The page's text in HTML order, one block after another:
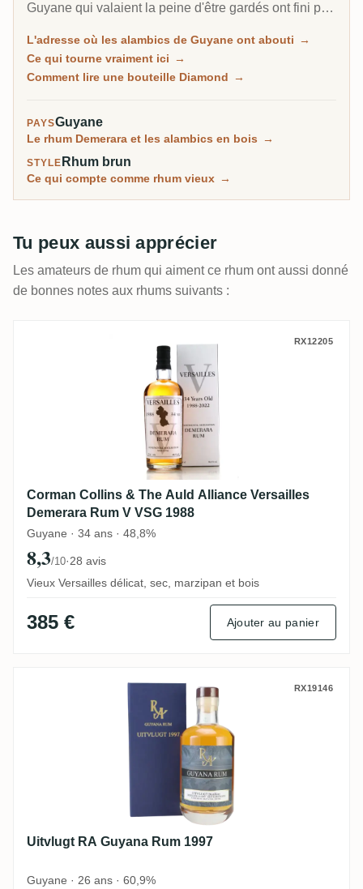
Guyane qui valaient la peine d'être gardés ont fini par
bois du monde. Sur une étiquette, Diamond signifie le
plus souvent que le rhum vient des colonnes en métal
L'adresse où les alambics de Guyane ont abouti →
Ce qui tourne vraiment ici →
Comment lire une bouteille Diamond →
PAYSGuyane
Le rhum Demerara et les alambics en bois →
STYLE Rhum brun
Ce qui compte comme rhum vieux →
Tu peux aussi apprécier
Les amateurs de rhum qui aiment ce rhum ont aussi donné
de bonnes notes aux rhums suivants :
Corman Collins & The Auld AllianceRX12205
Corman Collins & The Auld Alliance Versailles
Demerara Rum V VSG 1988
Guyane · 34 ans · 48,8%
8,3/10·28 avis
Vieux Versailles délicat, sec, marzipan et bois
385 € Ajouter au panier
Uitvlugt RA Guyana Rum 1997 RX19146
Uitvlugt RA Guyana Rum 1997
Guyane · 26 ans · 60,9%